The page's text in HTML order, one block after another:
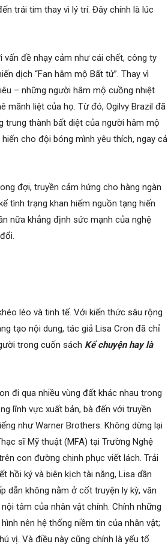
trái tim thay vì lý trí. Đây chính là lúc
đề nhạy cảm như cái chết, công ty
dịch “Fan hâm mộ Bất tử”. Thay vì
– những người hâm mộ cuồng nhiệt
mãnh liệt của họ. Từ đó, Ogilvy Brazil đã
trung thành bất diệt của người hâm mộ
cho đội bóng mình yêu thích, ngay cả
đợi, truyền cảm hứng cho hàng ngàn
tình trạng khan hiếm nguồn tạng hiến
nữa khẳng định sức mạnh của nghệ
léo và tinh tế. Với kiến thức sâu rộng
tạo nội dung, tác giả Lisa Cron đã chỉ
trong cuốn sách Kể chuyện hay là
đi qua nhiều vùng đất khác nhau trong
lĩnh vực xuất bản, bà đến với truyền
như Warner Brothers. Không dừng lại
sĩ Mỹ thuật (MFA) tại Trường Nghệ
con đường chinh phục viết lách. Trải
hồi ký và biên kịch tài năng, Lisa dần
dẫn không nằm ở cốt truyện ly kỳ, văn
tâm của nhân vật chính. Chính những
nên hệ thống niềm tin của nhân vật;
vị. Và điều này cũng chính là yếu tố